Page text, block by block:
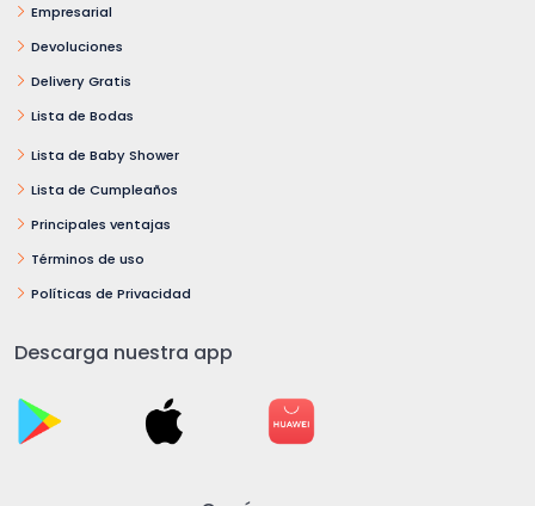
Empresarial
Devoluciones
Delivery Gratis
Lista de Bodas
Lista de Baby Shower
Lista de Cumpleaños
Principales ventajas
Términos de uso
Políticas de Privacidad
Descarga nuestra app